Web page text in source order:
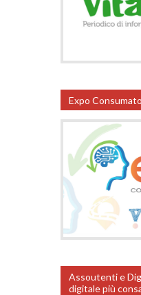
Expo
Assoutenti e
digitale più